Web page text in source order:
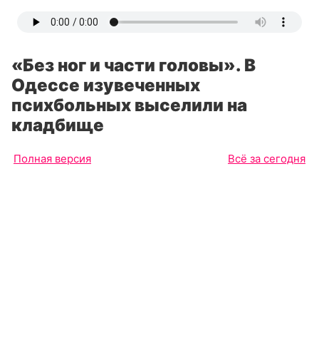
«Без ног и части головы». В
Одессе изувеченных
психбольных выселили на
кладбище
Полная версия Всё за сегодня